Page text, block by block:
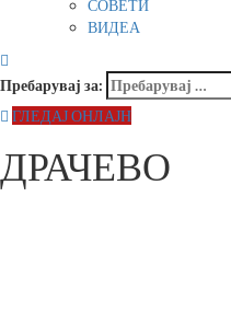
СОВЕТИ
ВИДЕА
Пребарувај за:
ГЛЕДАЈ ОНЛАЈН
ДРАЧЕВО